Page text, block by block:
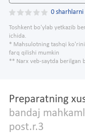
0 sharhlarni
Toshkent bo'ylab yetkazib
ichida.
* Mahsulotning tashqi
farq qilishi mumkin
** Narx veb-saytda berilgan
Preparatning
bandaj
post.r.3